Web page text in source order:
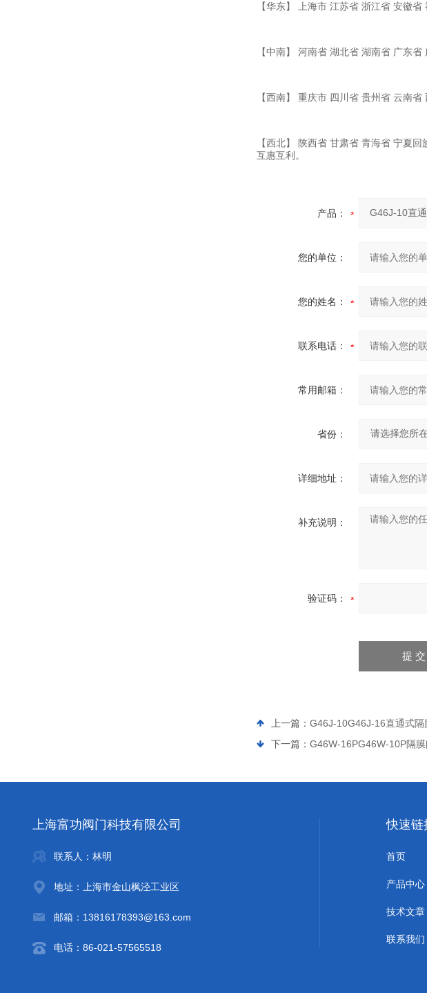
【华东】 上海市 江苏省 浙江省 安徽
【中南】 河南省 湖北省 湖南省 广东
【西南】 重庆市 四川省 贵州省 云南省
【西北】 陕西省 甘肃省 青海省 宁夏
互惠互利。
产品：
您的单位：
您的姓名：
联系电话：
常用邮箱：
省份：
详细地址：
补充说明：
验证码：
上一篇： G46J-10G46J-16直通式隔
下一篇： G46W-16PG46W-10P隔膜
上海富功阀门科技有限公司
联系人：林明
地址：上海市金山枫泾工业区
邮箱：13816178393@163.com
电话：86-021-57565518
快速链
首页
产品中心
技术文章
联系我们